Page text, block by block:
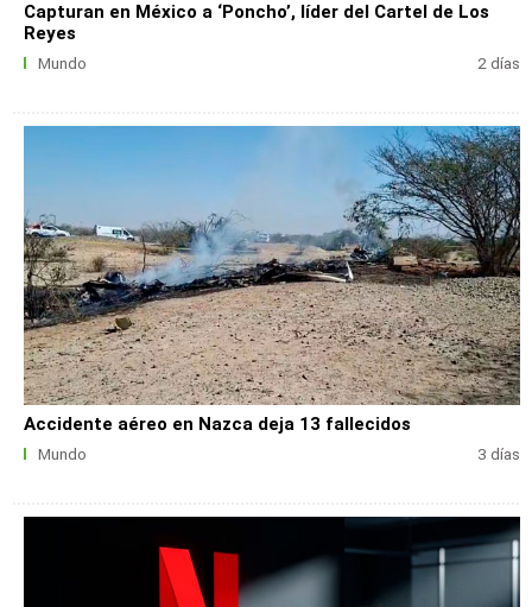
Capturan en México a ‘Poncho’, líder del Cartel de Los
Reyes
Mundo 2 días
Accidente aéreo en Nazca deja 13 fallecidos
Mundo 3 días